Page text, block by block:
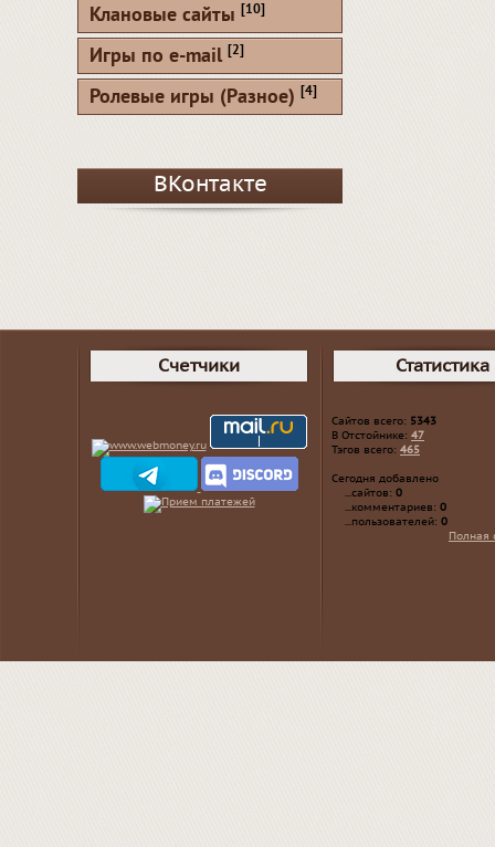
Клановые сайты [10]
Игры по e-mail [2]
Ролевые игры (Разное) [4]
ВКонтакте
Счетчики Статистика
Сайтов всего: 5343
В Отстойнике: 47
Тэгов всего: 465
Сегодня добавлено
...сайтов: 0
...комментариев: 0
...пользователей: 0
Полная